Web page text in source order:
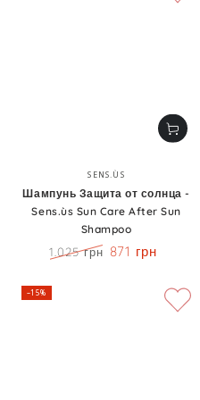
Бренд:
SENS.ÙS
Шампунь Защита от солнца -
Sens.ùs Sun Care After Sun
Shampoo
1.025 грн 871 грн
–15%